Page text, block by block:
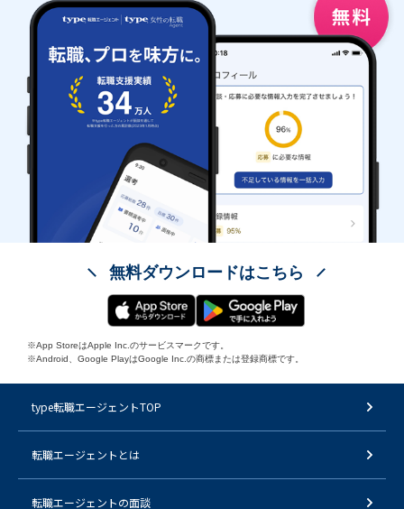
無料ダウンロードはこちら
※App StoreはApple Inc.のサービスマークです。
※Android、Google PlayはGoogle Inc.の商標または登録商標です。
type転職エージェントTOP
転職エージェントとは
転職エージェントの面談